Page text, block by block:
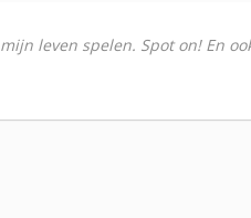
leven spelen. Spot on! En